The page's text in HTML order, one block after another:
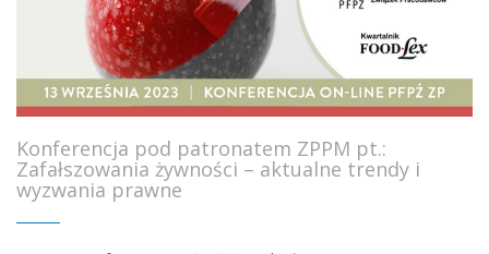
Konferencja pod patronatem ZPPM pt.:
Zafałszowania żywności – aktualne trendy i
wyzwania prawne